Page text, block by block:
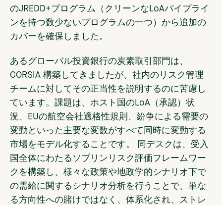
のJREDD+プログラム（クリーンなLoAパイプライ
ンを持つ数少ないプログラムの一つ）から追加の
カバーを確保しました。
あるグローバル投資銀行の炭素取引部門は、
CORSIA 構築してきましたが、社内のリスク管理
チームに対してその正当性を説明するのに苦慮し
ています。課題は、ホスト国のLoA（承認）状
況、EUの航空会社適格性規則、紛争による需要の
変動といった主要な変数がすべて同時に変動する
市場をモデル化することです。 同デスクは、受入
国全体にわたるソブリンリスク評価フレームワー
クを構築し、様々な政策や地政学的シナリオ下で
の需給に関するシナリオ分析を行うことで、単な
る方向性への賭けではなく、体系化され、ストレ